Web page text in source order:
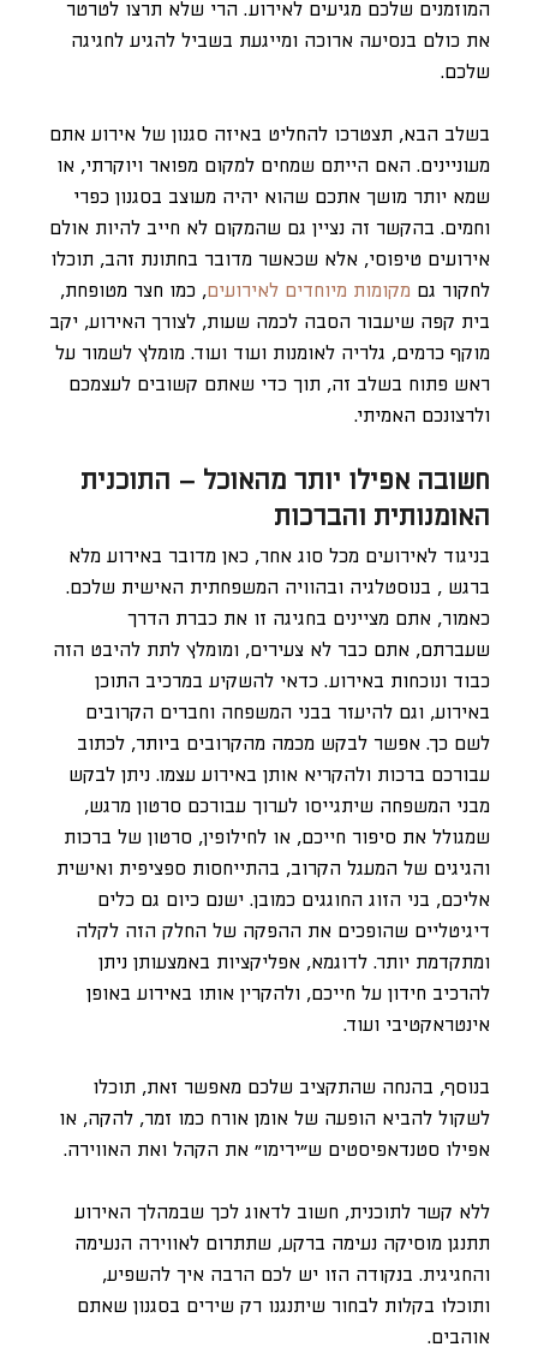
המוזמנים שלכם מגיעים לאירוע. הרי שלא תרצו לטרטר
את כולם בנסיעה ארוכה ומייגעת בשביל להגיע לחגיגה
שלכם.
בשלב הבא, תצטרכו להחליט באיזה סגנון של אירוע אתם
מעוניינים. האם הייתם שמחים למקום מפואר ויוקרתי, או
שמא יותר מושך אתכם שהוא יהיה מעוצב בסגנון כפרי
וחמים. בהקשר זה נציין גם שהמקום לא חייב להיות אולם
אירועים טיפוסי, אלא שכאשר מדובר בחתונת זהב, תוכלו
לחקור גם מקומות מיוחדים לאירועים, כמו חצר מטופחת,
בית קפה שיעבור הסבה לכמה שעות, לצורך האירוע, יקב
מוקף כרמים, גלריה לאומנות ועוד ועוד. מומלץ לשמור על
ראש פתוח בשלב זה, תוך כדי שאתם קשובים לעצמכם
ולרצונכם האמיתי.
חשובה אפילו יותר מהאוכל – התוכנית
האומנותית והברכות
בניגוד לאירועים מכל סוג אחר, כאן מדובר באירוע מלא
ברגש , בנוסטלגיה ובהוויה המשפחתית האישית שלכם.
כאמור, אתם מציינים בחגיגה זו את כברת הדרך
שעברתם, אתם כבר לא צעירים, ומומלץ לתת להיבט הזה
כבוד ונוכחות באירוע. כדאי להשקיע במרכיב התוכן
באירוע, וגם להיעזר בבני המשפחה וחברים הקרובים
לשם כך. אפשר לבקש מכמה מהקרובים ביותר, לכתוב
עבורכם ברכות ולהקריא אותן באירוע עצמו. ניתן לבקש
מבני המשפחה שיתגייסו לערוך עבורכם סרטון מרגש,
שמגולל את סיפור חייכם, או לחילופין, סרטון של ברכות
והגיגים של המעגל הקרוב, בהתייחסות ספציפית ואישית
אליכם, בני הזוג החוגגים כמובן. ישנם כיום גם כלים
דיגיטליים שהופכים את ההפקה של החלק הזה לקלה
ומתקדמת יותר. לדוגמא, אפליקציות באמצעותן ניתן
להרכיב חידון על חייכם, ולהקרין אותו באירוע באופן
אינטראקטיבי ועוד.
בנוסף, בהנחה שהתקציב שלכם מאפשר זאת, תוכלו
לשקול להביא הופעה של אומן אורח כמו זמר, להקה, או
אפילו סטנדאפיסטים ש״ירימו״ את הקהל ואת האווירה.
ללא קשר לתוכנית, חשוב לדאוג לכך שבמהלך האירוע
תתנגן מוסיקה נעימה ברקע, שתתרום לאווירה הנעימה
והחגיגית. בנקודה הזו יש לכם הרבה איך להשפיע,
ותוכלו בקלות לבחור שיתנגנו רק שירים בסגנון שאתם
אוהבים.